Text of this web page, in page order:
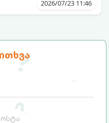
2026/07/23 11:46